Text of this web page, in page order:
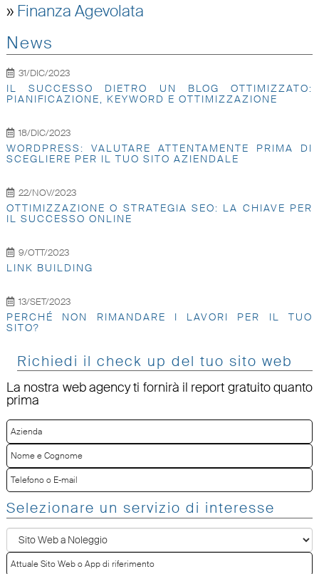
» Finanza Agevolata
News
31/DIC/2023
IL SUCCESSO DIETRO UN BLOG OTTIMIZZATO:
PIANIFICAZIONE, KEYWORD E OTTIMIZZAZIONE
18/DIC/2023
WORDPRESS: VALUTARE ATTENTAMENTE PRIMA DI
SCEGLIERE PER IL TUO SITO AZIENDALE
22/NOV/2023
OTTIMIZZAZIONE O STRATEGIA SEO: LA CHIAVE PER
IL SUCCESSO ONLINE
9/OTT/2023
LINK BUILDING
13/SET/2023
PERCHÉ NON RIMANDARE I LAVORI PER IL TUO
SITO?
Richiedi il check up del tuo sito web
La nostra web agency ti fornirà il report gratuito quanto
prima
Selezionare un servizio di interesse